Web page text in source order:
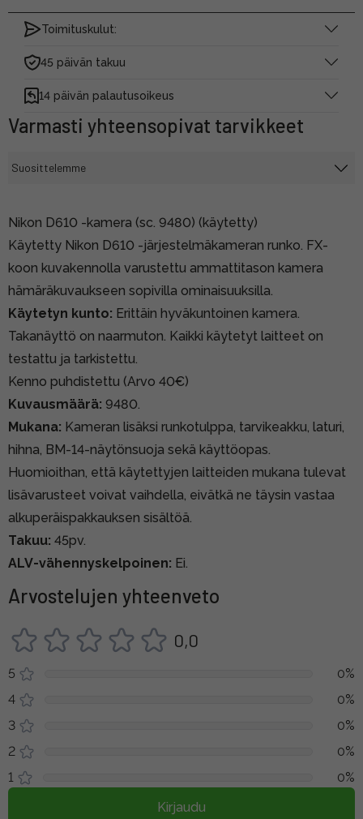
Toimituskulut:
45 päivän takuu
14 päivän palautusoikeus
Varmasti yhteensopivat tarvikkeet
Nikon D610 -kamera (sc. 9480) (käytetty)
Käytetty Nikon D610 -järjestelmäkameran runko. FX-
koon kuvakennolla varustettu ammattitason kamera
hämäräkuvaukseen sopivilla ominaisuuksilla.
Käytetyn kunto: Erittäin hyväkuntoinen kamera.
Takanäyttö on naarmuton. Kaikki käytetyt laitteet on
testattu ja tarkistettu.
Kenno puhdistettu (Arvo 40€)
Kuvausmäärä: 9480.
Mukana: Kameran lisäksi runkotulppa, tarvikeakku, laturi,
hihna, BM-14-näytönsuoja sekä käyttöopas.
Huomioithan, että käytettyjen laitteiden mukana tulevat
lisävarusteet voivat vaihdella, eivätkä ne täysin vastaa
alkuperäispakkauksen sisältöä.
Takuu: 45pv.
ALV-vähennyskelpoinen: Ei.
Arvostelujen yhteenveto
0,0
5
0%
4
0%
3
0%
2
0%
1
0%
Kirjaudu